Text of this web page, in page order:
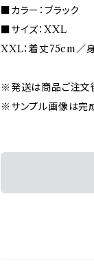
■カラー：ブラック
■サイズ：XXL
XXL：着丈75cm／
※発送は商品ご注文
※サンプル画像は完